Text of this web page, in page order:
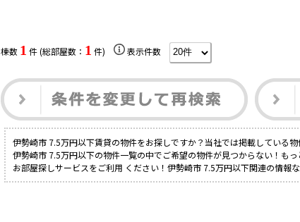
棟数 1 件 (総部屋数： 1 件) 表示件数
伊勢崎市 7.5万円以下賃貸の物件をお探しですか？当社では掲載している
伊勢崎市 7.5万円以下の物件一覧の中でご希望の物件が見つからない！も
お部屋探しサービスをご利用 ください！伊勢崎市 7.5万円以下関連の情報